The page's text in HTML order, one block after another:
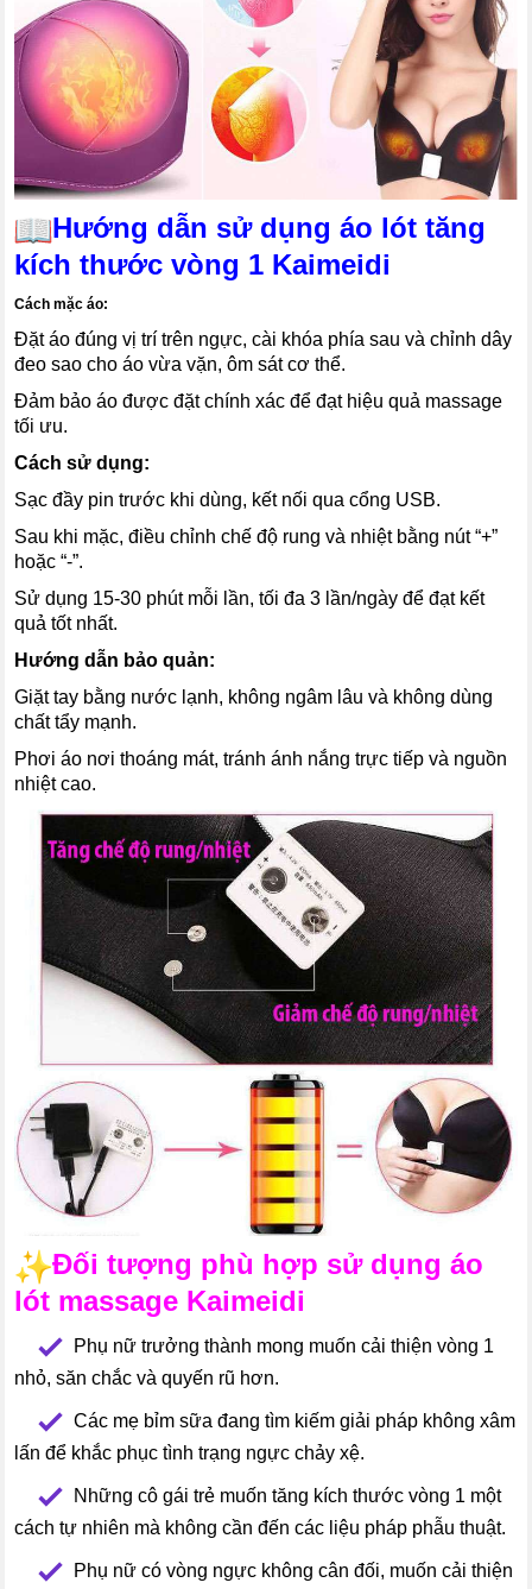
Hướng dẫn sử dụng áo lót tăng
kích thước vòng 1 Kaimeidi
Cách mặc áo:
Đặt áo đúng vị trí trên ngực, cài khóa phía sau và chỉnh dây
đeo sao cho áo vừa vặn, ôm sát cơ thể.
Đảm bảo áo được đặt chính xác để đạt hiệu quả massage
tối ưu.
Cách sử dụng:
Sạc đầy pin trước khi dùng, kết nối qua cổng USB.
Sau khi mặc, điều chỉnh chế độ rung và nhiệt bằng nút “+”
hoặc “-”.
Sử dụng 15-30 phút mỗi lần, tối đa 3 lần/ngày để đạt kết
quả tốt nhất.
Hướng dẫn bảo quản:
Giặt tay bằng nước lạnh, không ngâm lâu và không dùng
chất tẩy mạnh.
Phơi áo nơi thoáng mát, tránh ánh nắng trực tiếp và nguồn
nhiệt cao.
Đối tượng phù hợp sử dụng áo
lót massage Kaimeidi
Phụ nữ trưởng thành mong muốn cải thiện vòng 1
nhỏ, săn chắc và quyến rũ hơn.
Các mẹ bỉm sữa đang tìm kiếm giải pháp không xâm
lấn để khắc phục tình trạng ngực chảy xệ.
Những cô gái trẻ muốn tăng kích thước vòng 1 một
cách tự nhiên mà không cần đến các liệu pháp phẫu thuật.
Phụ nữ có vòng ngực không cân đối, muốn cải thiện